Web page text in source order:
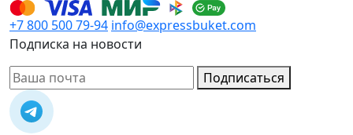
+7 800 500 79-94 info@expressbuket.com
Подписка на новости
Подписаться